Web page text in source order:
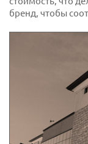
бренд, чтобы